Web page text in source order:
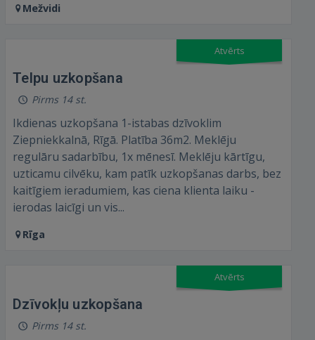
Mežvidi
Atvērts
Telpu uzkopšana
Pirms 14 st.
Ikdienas uzkopšana 1-istabas dzīvoklim
Ziepniekkalnā, Rīgā. Platība 36m2. Meklēju
regulāru sadarbību, 1x mēnesī. Meklēju kārtīgu,
uzticamu cilvēku, kam patīk uzkopšanas darbs, bez
kaitīgiem ieradumiem, kas ciena klienta laiku -
ierodas laicīgi un vis...
Rīga
Atvērts
Dzīvokļu uzkopšana
Pirms 14 st.